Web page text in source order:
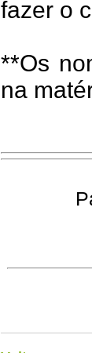
fazer o
**Os
na